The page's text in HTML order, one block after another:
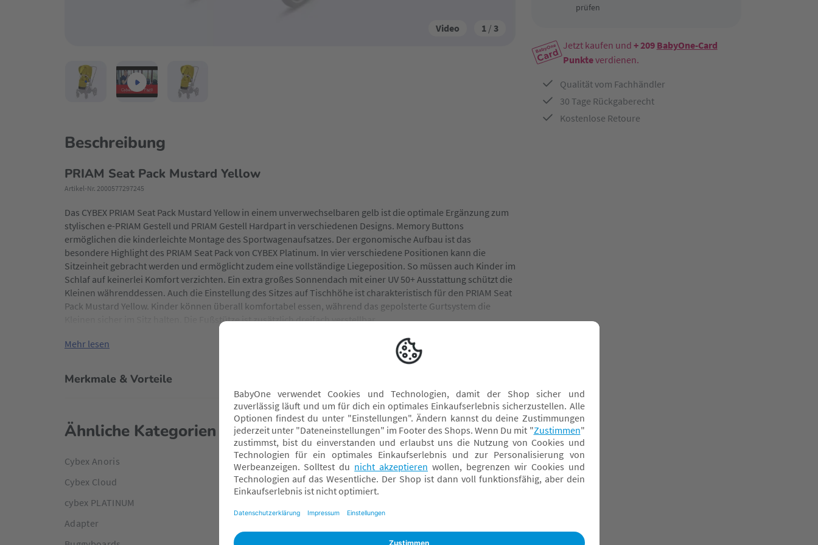
Video 1 /3
prüfen
Jetzt kaufen und + 209 BabyOne-Card
Punkteverdienen.
Qualität vom Fachhändler
30 Tage Rückgaberecht
Kostenlose Retoure
Beschreibung
PRIAM Seat Pack Mustard Yellow
Artikel-Nr. 2000577297245
Das CYBEX PRIAM Seat Pack Mustard Yellow in einem unverwechselbaren gelb ist die optimale Ergänzung zum
stylischen e-PRIAM Gestell und PRIAM Gestell Hardpart in verschiedenen Designs. Memory Buttons
ermöglichen die kinderleichte Montage des Sportwagenaufsatzes. Der ergonomische Aufbau ist das
besondere Highlight des PRIAM Seat Pack von CYBEX Platinum. In vier verschiedene Positionen kann die
Sitzeinheit gebracht werden und ermöglicht zudem eine vollständige Liegeposition. So müssen auch Kinder im
Schlaf auf keinerlei Komfort verzichten. Ein extra großes Sonnendach mit einer UV 50+ Ausstattung schützt die
Kleinen währenddessen. Auch die Einstellung des Sitzes auf Tischhöhe ist charakteristisch für den PRIAM Seat
Pack Mustard Yellow. Kinder können überall komfortabel essen, während das gepolsterte Gurtsystem die
Kleinen sicher im Sitz halten. Die Fußstütze ist zusätzlich dreifach verstellbar.
Mehr lesen
Merkmale & Vorteile
Ähnliche Kategorien
Cybex Anoris
Cybex Cloud
cybex PLATINUM
Adapter
Kinderwagen Spielzeug
Kinderwagen Taschen